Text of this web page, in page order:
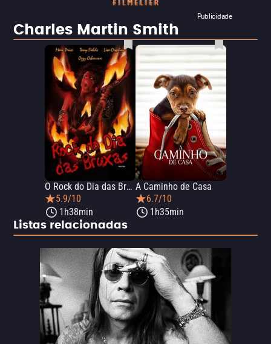
Publicidade
Charles Martin Smith
O Rock do Dia das Bruxas
5.9/10
1h38min
A Caminho de Casa
6.7/10
1h35min
Listas relacionadas